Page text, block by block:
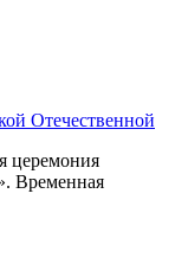
Отечественной
церемония
Временная